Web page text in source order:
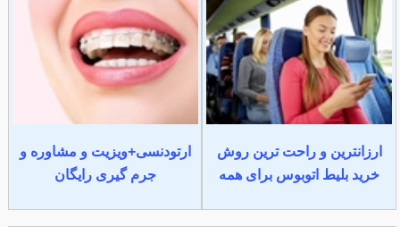
ارزانترین و راحت ترین روش
خرید بلیط اتوبوس برای همه
ارتودنسی+ویزیت و مشاوره و
جرم گیری رایگان